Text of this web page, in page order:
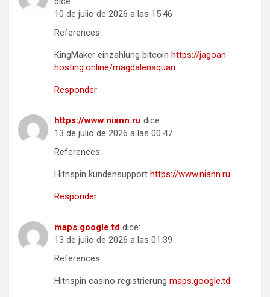
10 de julio de 2026 a las 15:46
References:
KingMaker einzahlung bitcoin https://jagoan-
hosting.online/magdalenaquan
Responder
https://www.niann.ru dice:
13 de julio de 2026 a las 00:47
References:
Hitnspin kundensupport https://www.niann.ru
Responder
maps.google.td dice:
13 de julio de 2026 a las 01:39
References:
Hitnspin casino registrierung maps.google.td